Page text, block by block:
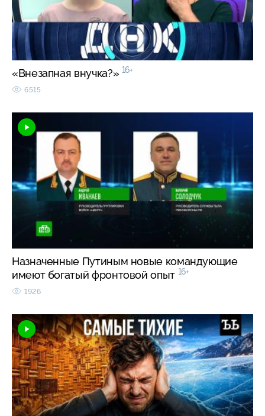
«Внезапная внучка?» 16+
6515
Назначенные Путиным новые командующие
имеют богатый фронтовой опыт 16+
1926